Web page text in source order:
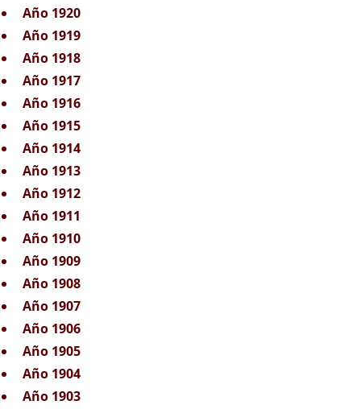
Año 1920
Año 1919
Año 1918
Año 1917
Año 1916
Año 1915
Año 1914
Año 1913
Año 1912
Año 1911
Año 1910
Año 1909
Año 1908
Año 1907
Año 1906
Año 1905
Año 1904
Año 1903